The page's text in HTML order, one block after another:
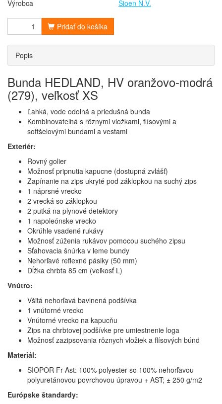
Výrobca
Sioen N.V.
Pridať do košíka
Popis
Bunda HEDLAND, HV oranžovo-modrá
(279), veľkosť XS
Ľahká, vode odolná a priedušná bunda
Kombinovateľná s rôznymi vložkami, flísovými a
softšelovými bundami a vestami
Exteriér:
Rovný golier
Možnosť pripnutia kapucne (dostupná zvlášť)
Zapínanie na zips ukryté pod záklopkou na suchý zips
1 náprsné vrecko
2 vrecká so záklopkou
2 putká na plynové detektory
1 napoleónske vrecko
Okrúhle vsadené rukávy
Možnosť zúženia rukávov pomocou suchého zipsu
Sťahovacia šnúrka v leme bundy
Nehorľavé reflexné pásiky (50 mm)
Dĺžka chrbta 85 cm (veľkosť L)
Vnútro:
Všitá nehorľavá bavlnená podšívka
1 vnútorné vrecko
Vnútorné vrecko na kapucňu
Zips na chrbtovej podšívke pre umiestnenie loga
Možnosť zazipsovania rôznych vložiek a flísových búnd
Materiál:
SIOPOR Fr Ast: 100% polyester so 100% nehorľavou
polyuretánovou povrchovou úpravou + AST; ± 250 g/m2
Európske štandardy: